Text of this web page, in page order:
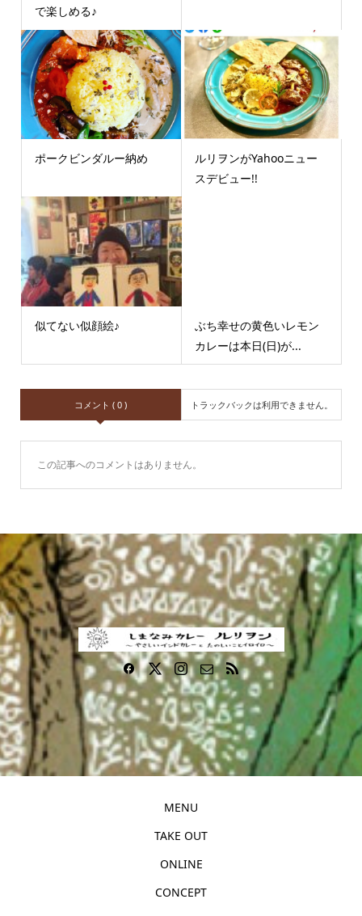
で楽しめる♪
ポークビンダルー納め
ルリヲンがYahooニュー
スデビュー!!
似てない似顔絵♪
ぶち幸せの黄色いレモン
カレーは本日(日)が...
コメント ( 0 ) トラックバックは利用できません。
この記事へのコメントはありません。
MENU
TAKE OUT
ONLINE
CONCEPT